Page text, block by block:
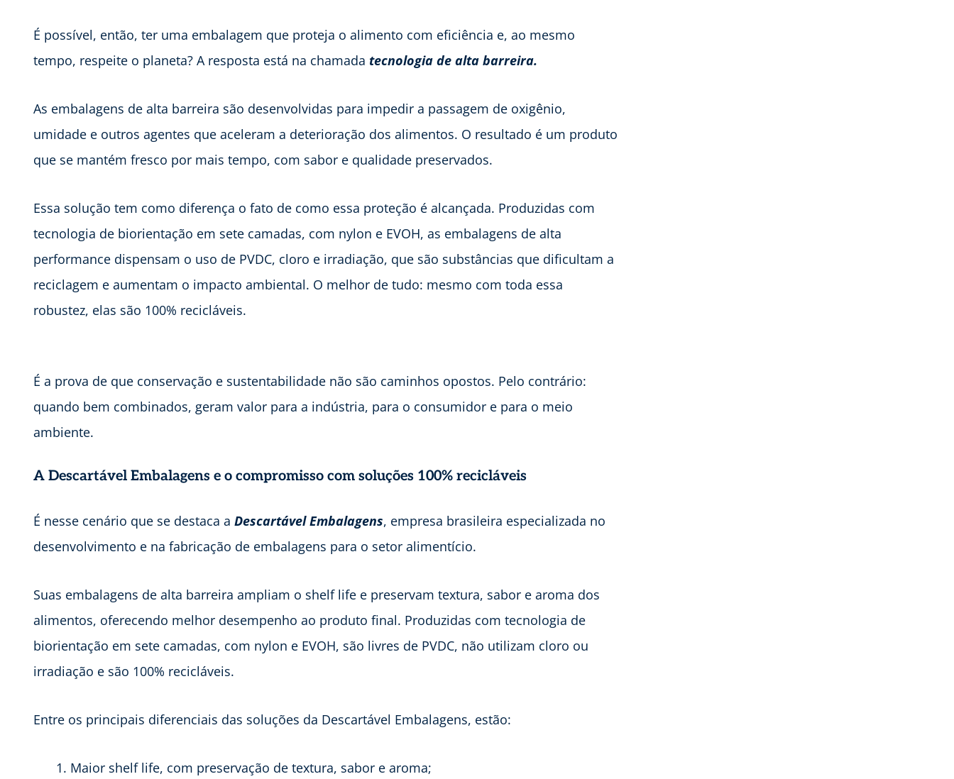
É possível, então, ter uma embalagem que proteja o alimento com eficiência e, ao mesmo
tempo, respeite o planeta? A resposta está na chamada tecnologia de alta barreira.
As embalagens de alta barreira são desenvolvidas para impedir a passagem de oxigênio,
umidade e outros agentes que aceleram a deterioração dos alimentos. O resultado é um produto
que se mantém fresco por mais tempo, com sabor e qualidade preservados.
Essa solução tem como diferença o fato de como essa proteção é alcançada. Produzidas com
tecnologia de biorientação em sete camadas, com nylon e EVOH, as embalagens de alta
performance dispensam o uso de PVDC, cloro e irradiação, que são substâncias que dificultam a
reciclagem e aumentam o impacto ambiental. O melhor de tudo: mesmo com toda essa
robustez, elas são 100% recicláveis.
É a prova de que conservação e sustentabilidade não são caminhos opostos. Pelo contrário:
quando bem combinados, geram valor para a indústria, para o consumidor e para o meio
ambiente.
A Descartável Embalagens e o compromisso com soluções 100% recicláveis
É nesse cenário que se destaca a Descartável Embalagens, empresa brasileira especializada no
desenvolvimento e na fabricação de embalagens para o setor alimentício.
Suas embalagens de alta barreira ampliam o shelf life e preservam textura, sabor e aroma dos
alimentos, oferecendo melhor desempenho ao produto final. Produzidas com tecnologia de
biorientação em sete camadas, com nylon e EVOH, são livres de PVDC, não utilizam cloro ou
irradiação e são 100% recicláveis.
Entre os principais diferenciais das soluções da Descartável Embalagens, estão:
Maior shelf life, com preservação de textura, sabor e aroma;